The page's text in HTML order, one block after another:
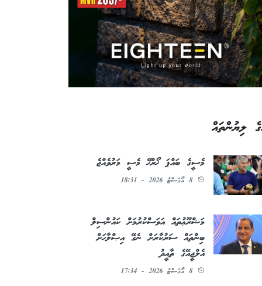
ލިޔުންތައް
މެސީގެ ބައްޕަ ޚޯރްޚޭ މެސީ މަރުވެއްޖެ
8 އޯގަސްޓު 2026 - 18:31
މަޝްރޫޢުތައް އަވަސްކުރުމަށް ކައުންސިލް
ބިންތައް ސަރުކާރަށް ނެގޭ އިޞްލާޙަށް
އެލްޖީއޭގެ ތާއީދު
8 އޯގަސްޓު 2026 - 17:34